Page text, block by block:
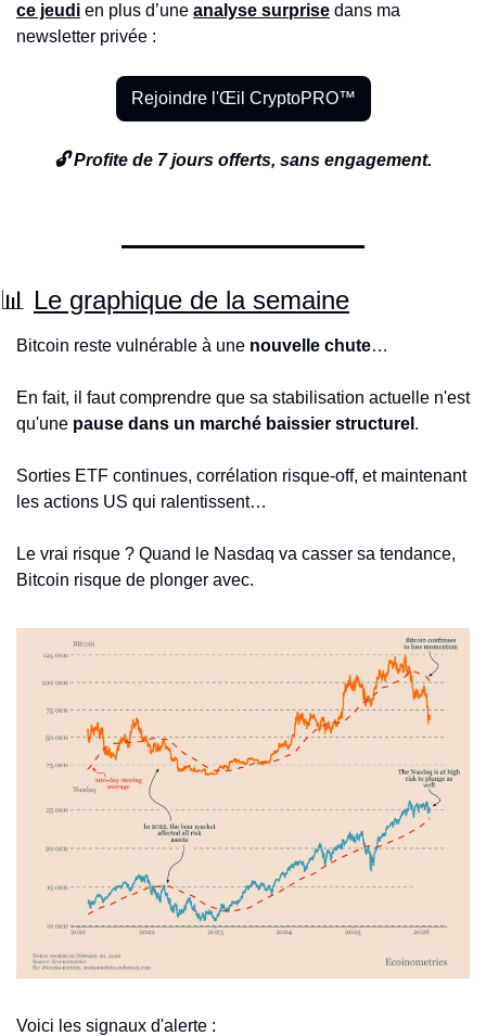
ce jeudi en plus d’une analyse surprise dans ma
newsletter privée :
Rejoindre l'Œil CryptoPRO™
🔓 Profite de 7 jours offerts, sans engagement.
📊 Le graphique de la semaine
Bitcoin reste vulnérable à une nouvelle chute…
En fait, il faut comprendre que sa stabilisation actuelle n'est
qu'une pause dans un marché baissier structurel .
Sorties ETF continues, corrélation risque-off, et maintenant
les actions US qui ralentissent…
Le vrai risque ? Quand le Nasdaq va casser sa tendance,
Bitcoin risque de plonger avec.
Voici les signaux d'alerte :